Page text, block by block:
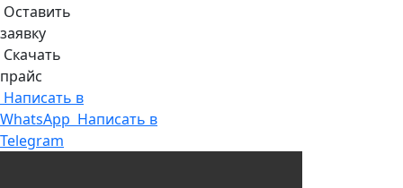
Оставить
заявку
Скачать
прайс
Написать в
WhatsApp Написать в
Telegram